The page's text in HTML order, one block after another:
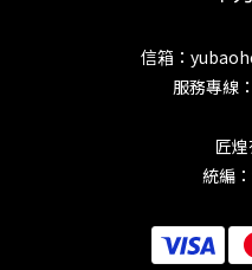
信箱：
服務專線
匠
統編